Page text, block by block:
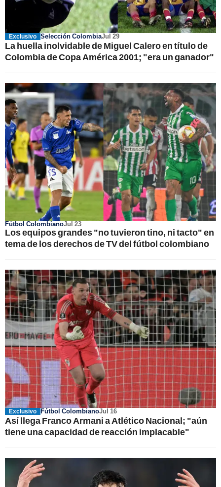
Exclusivo Selección ColombiaJul 29
La huella inolvidable de Miguel Calero en título de
Colombia de Copa América 2001; "era un ganador"
Fútbol ColombianoJul 23
Los equipos grandes "no tuvieron tino, ni tacto" en
tema de los derechos de TV del fútbol colombiano
Exclusivo Fútbol ColombianoJul 16
Así llega Franco Armani a Atlético Nacional; "aún
tiene una capacidad de reacción implacable"